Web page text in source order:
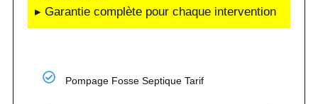
▸ Garantie complète pour chaque intervention
Pompage Fosse Septique Tarif